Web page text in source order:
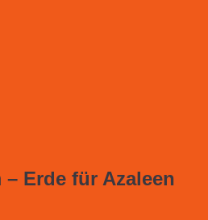
– Erde für Azaleen